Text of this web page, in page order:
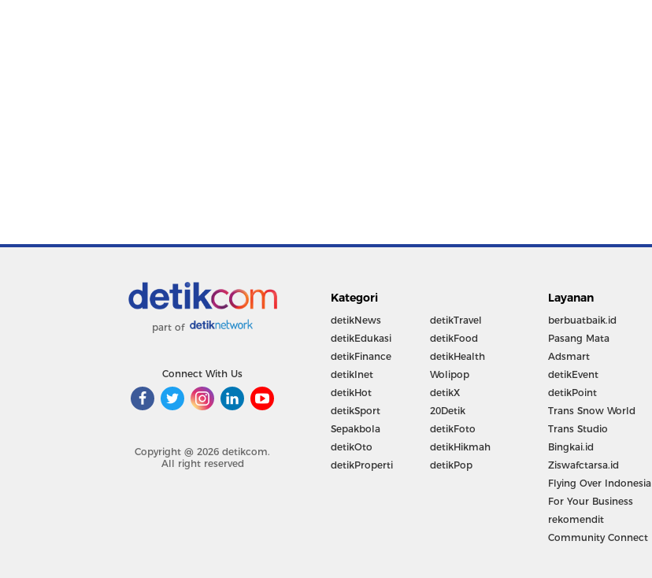
part of
Connect With Us
Copyright @ 2026 detikcom.
All right reserved
Kategori
detikNews
detikEdukasi
detikFinance
detikInet
detikHot
detikSport
Sepakbola
detikOto
detikProperti
detikTravel
detikFood
detikHealth
Wolipop
detikX
20Detik
detikFoto
detikHikmah
detikPop
Layanan
berbuatbaik.id
Pasang Mata
Adsmart
detikEvent
detikPoint
Trans Snow World
Trans Studio
Bingkai.id
Ziswafctarsa.id
Flying Over Indonesia
For Your Business
rekomendit
Community Connect